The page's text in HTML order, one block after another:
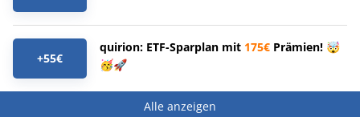
+55€
quirion: ETF-Sparplan mit 175€ Prämien! 🤯
🥳🚀
Alle anzeigen